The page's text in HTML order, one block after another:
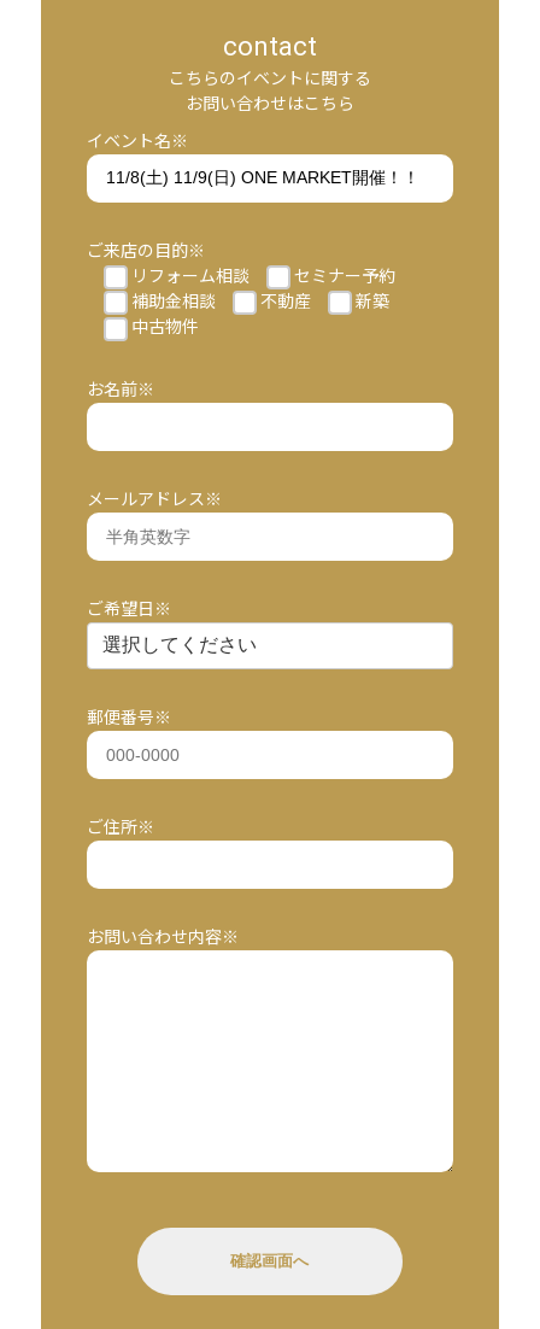
contact
こちらのイベントに関する
お問い合わせはこちら
イベント名※
ご来店の目的※
リフォーム相談
セミナー予約
補助金相談
不動産
新築
中古物件
お名前※
メールアドレス※
ご希望日※
郵便番号※
ご住所※
お問い合わせ内容※